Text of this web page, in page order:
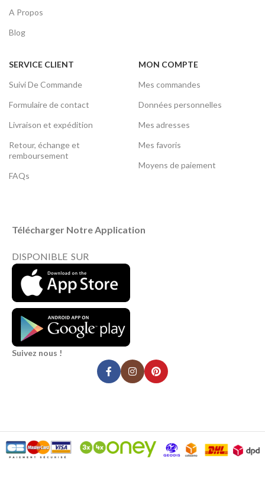
A Propos
Blog
SERVICE CLIENT
Suivi De Commande
Formulaire de contact
Livraison et expédition
Retour, échange et
remboursement
FAQs
MON COMPTE
Mes commandes
Données personnelles
Mes adresses
Mes favoris
Moyens de paiement
Télécharger Notre Application
DISPONIBLE SUR
Suivez nous !